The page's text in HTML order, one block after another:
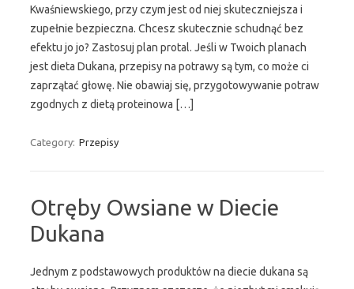
Kwaśniewskiego, przy czym jest od niej skuteczniejsza i
zupełnie bezpieczna. Chcesz skutecznie schudnąć bez
efektu jo jo? Zastosuj plan protal. Jeśli w Twoich planach
jest dieta Dukana, przepisy na potrawy są tym, co może ci
zaprzątać głowę. Nie obawiaj się, przygotowywanie potraw
zgodnych z dietą proteinowa […]
Category: Przepisy
Otręby Owsiane w Diecie
Dukana
Jednym z podstawowych produktów na diecie dukana są